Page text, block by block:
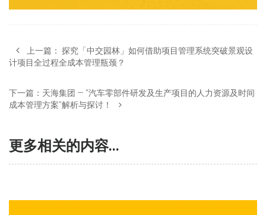
上一篇： 探究「中交园林」如何借助项目管理系统突破景观设
计项目全过程全成本管理瓶颈？
下一篇： 天海集团 — “汽车零部件研发及生产项目的人力资源及时间
成本管理方案”解析与探讨！
更多相关的内容...